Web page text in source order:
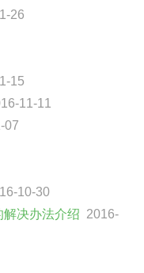
26
15
11-11
07
10-30
决办法介绍 2016-